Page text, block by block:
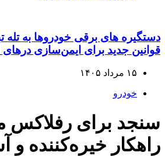
دستگیره‌ های برقی خودروها به تله
قوانین جدید برای ایمن‌سازی درهای
۱۵ مرداد ۱۴۰۵
خودرو
سنجد برای رفلاکس
راهکار خیره‌کننده و